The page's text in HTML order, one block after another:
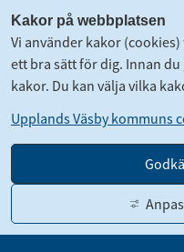
Kakor på webbplatsen
Vi använder kakor
ett bra sätt för dig. Innan
kakor. Du kan välja vilka
Upplands Väsby kommuns